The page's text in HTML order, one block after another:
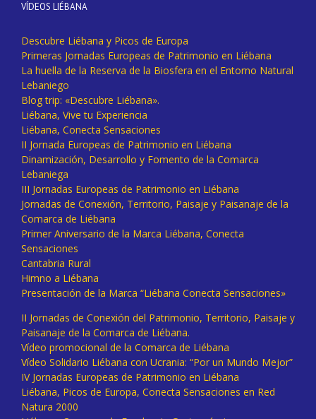
VÍDEOS LIÉBANA
Descubre Liébana y Picos de Europa
Primeras Jornadas Europeas de Patrimonio en Liébana
La huella de la Reserva de la Biosfera en el Entorno Natural
Lebaniego
Blog trip: «Descubre Liébana».
Liébana, Vive tu Experiencia
Liébana, Conecta Sensaciones
II Jornada Europeas de Patrimonio en Liébana
Dinamización, Desarrollo y Fomento de la Comarca
Lebaniega
III Jornadas Europeas de Patrimonio en Liébana
Jornadas de Conexión, Territorio, Paisaje y Paisanaje de la
Comarca de Liébana
Primer Aniversario de la Marca Liébana, Conecta
Sensaciones
Cantabria Rural
Himno a Liébana
Presentación de la Marca “Liébana Conecta Sensaciones»
II Jornadas de Conexión del Patrimonio, Territorio, Paisaje y
Paisanaje de la Comarca de Liébana.
Vídeo promocional de la Comarca de Liébana
Vídeo Solidario Liébana con Ucrania: “Por un Mundo Mejor”
IV Jornadas Europeas de Patrimonio en Liébana
Liébana, Picos de Europa, Conecta Sensaciones en Red
Natura 2000